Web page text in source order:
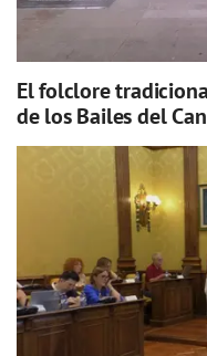
El folclore
de los Bailes del